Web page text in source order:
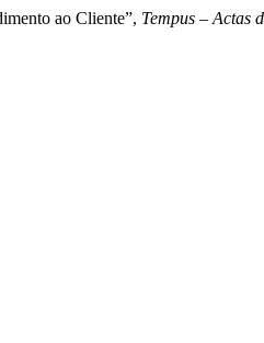
ao Cliente”, Tempus – Actas